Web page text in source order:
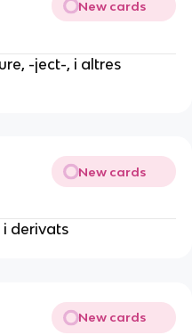
New cards
-ject-, i altres
New cards
i derivats
New cards